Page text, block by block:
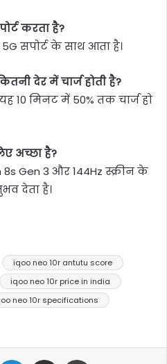
करता है?
सपोर्ट के साथ आता है।
देर में चार्ज होती है?
यह 10 मिनट में 50% तक चार्ज हो
अच्छा है?
Gen 3 और 144Hz स्क्रीन के
देता है।
iqoo neo 10r antutu score
iqoo neo 10r price in india
neo 10r specifications
LinkedIn Share via Email